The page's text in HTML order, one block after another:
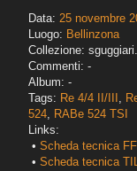
Data: 25 novembre
Luogo: Bellinzona
Collezione:
Commenti: -
Album: -
Tags: Re 4/4 II/III ,
524, RABe 524 TSI
Links:
• Scheda tecnica
• Scheda tecnica